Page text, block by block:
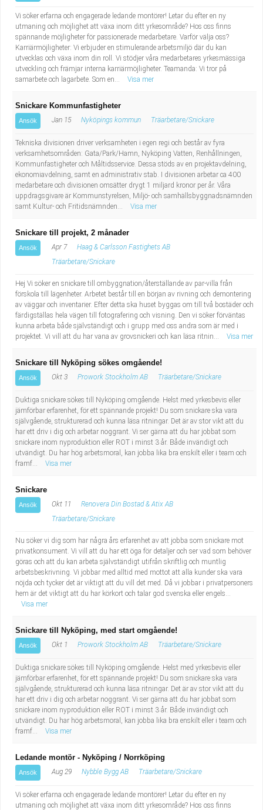
Vi söker erfarna och engagerade ledande montörer! Letar du efter en ny
utmaning och möjlighet att växa inom ditt yrkesområde? Hos oss finns
spännande möjligheter för passionerade medarbetare. Varför välja oss?
Karriärmöjligheter: Vi erbjuder en stimulerande arbetsmiljö där du kan
utvecklas och växa inom din roll. Vi stödjer våra medarbetares yrkesmässiga
utveckling och främjar interna karriärmöjligheter. Teamanda: Vi tror på
samarbete och lagarbete. Som en...
Visa mer
Snickare Kommunfastigheter
Ansök Jan 15 Nyköpings kommun Träarbetare/Snickare
Tekniska divisionen driver verksamheten i egen regi och består av fyra
verksamhetsområden: Gata/Park/Hamn, Nyköping Vatten, Renhållningen,
Kommunfastigheter och Måltidsservice. Dessa stöds av en projektavdelning,
ekonomiavdelning, samt en administrativ stab. I divisionen arbetar ca 400
medarbetare och divisionen omsätter drygt 1 miljard kronor per år. Våra
uppdragsgivare är Kommunstyrelsen, Miljö- och samhällsbyggnadsnämnden
samt Kultur- och Fritidsnämnden...
Visa mer
Snickare till projekt, 2 månader
Ansök Apr 7
Haag & Carlsson Fastighets AB
Träarbetare/Snickare
Hej Vi söker en snickare till ombyggnation/återställande av par-villa från
förskola till lägenheter. Arbetet består till en början av rivning och demontering
av väggar och inventarier. Efter detta ska huset byggas om till två bostäder och
färdigställas hela vägen till fotografering och visning. Den vi söker förväntas
kunna arbeta både självständigt och i grupp med oss andra som är med i
projektet. Vi vill att du har vana av grovsnickeri och kan läsa ritnin...
Visa mer
Snickare till Nyköping sökes omgående!
Ansök Okt 3 Prowork Stockholm AB Träarbetare/Snickare
Duktiga snickare sökes till Nyköping omgående. Helst med yrkesbevis eller
jämförbar erfarenhet, för ett spännande projekt! Du som snickare ska vara
självgående, strukturerad och kunna läsa ritningar. Det är av stor vikt att du
har ett driv i dig och arbetar noggrant. Vi ser gärna att du har jobbat som
snickare inom nyproduktion eller ROT i minst 3 år. Både invändigt och
utvändigt. Du har hög arbetsmoral, kan jobba lika bra enskilt eller i team och
framf...
Visa mer
Snickare
Ansök Okt 11
Renovera Din Bostad & Atix AB
Träarbetare/Snickare
Nu söker vi dig som har några års erfarenhet av att jobba som snickare mot
privatkonsument. Vi vill att du har ett öga för detaljer och ser vad som behöver
göras och att du kan arbeta självständigt utifrån skriftlig och muntlig
arbetsbeskrivning. Vi jobbar med alltid med mottot att alla kunder ska vara
nöjda och tycker det är viktigt att du vill det med. Då vi jobbar i privatpersoners
hem är det viktigt att du har körkort och talar god svenska eller engels...
Visa mer
Snickare till Nyköping, med start omgående!
Ansök Okt 1 Prowork Stockholm AB Träarbetare/Snickare
Duktiga snickare sökes till Nyköping omgående. Helst med yrkesbevis eller
jämförbar erfarenhet, för ett spännande projekt! Du som snickare ska vara
självgående, strukturerad och kunna läsa ritningar. Det är av stor vikt att du
har ett driv i dig och arbetar noggrant. Vi ser gärna att du har jobbat som
snickare inom nyproduktion eller ROT i minst 3 år. Både invändigt och
utvändigt. Du har hög arbetsmoral, kan jobba lika bra enskilt eller i team och
framf...
Visa mer
Ledande montör - Nyköping / Norrköping
Ansök Aug 29 Nybble Bygg AB Träarbetare/Snickare
Vi söker erfarna och engagerade ledande montörer! Letar du efter en ny
utmaning och möjlighet att växa inom ditt yrkesområde? Hos oss finns